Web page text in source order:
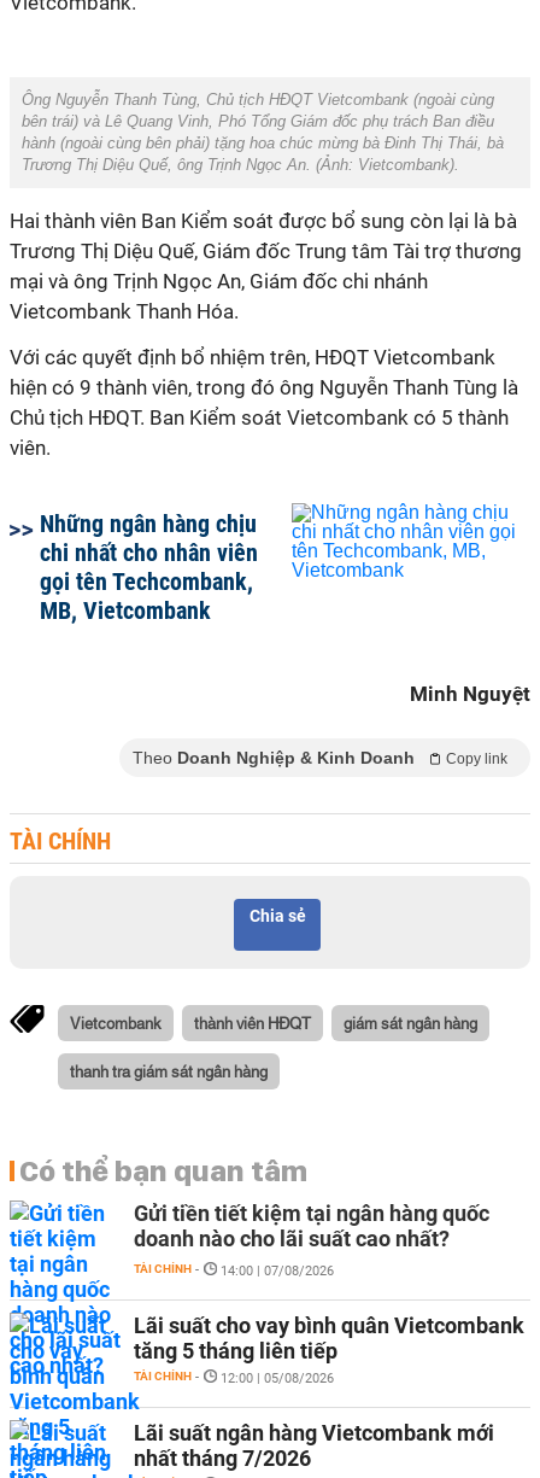
Ông Nguyễn Thanh Tùng, Chủ tịch HĐQT Vietcombank (ngoài cùng
bên trái) và Lê Quang Vinh, Phó Tổng Giám đốc phụ trách Ban điều
hành (ngoài cùng bên phải) tặng hoa chúc mừng bà Đinh Thị Thái, bà
Trương Thị Diệu Quế, ông Trịnh Ngọc An. (Ảnh: Vietcombank).
Hai thành viên Ban Kiểm soát được bổ sung còn lại là bà
Trương Thị Diệu Quế, Giám đốc Trung tâm Tài trợ thương
mại và ông Trịnh Ngọc An, Giám đốc chi nhánh
Vietcombank Thanh Hóa.
Với các quyết định bổ nhiệm trên, HĐQT Vietcombank
hiện có 9 thành viên, trong đó ông Nguyễn Thanh Tùng là
Chủ tịch HĐQT. Ban Kiểm soát Vietcombank có 5 thành
viên.
Những ngân hàng chịu
chi nhất cho nhân viên
gọi tên Techcombank,
MB, Vietcombank
Minh Nguyệt
Theo Doanh Nghiệp & Kinh Doanh Copy link
TÀI CHÍNH
Chia sẻ
Vietcombank thành viên HĐQT giám sát ngân hàng
thanh tra giám sát ngân hàng
Có thể bạn quan tâm
Gửi tiền tiết kiệm tại ngân hàng quốc
doanh nào cho lãi suất cao nhất?
TÀI CHÍNH - 14:00 | 07/08/2026
Lãi suất cho vay bình quân Vietcombank
tăng 5 tháng liên tiếp
TÀI CHÍNH - 12:00 | 05/08/2026
Lãi suất ngân hàng Vietcombank mới
nhất tháng 7/2026